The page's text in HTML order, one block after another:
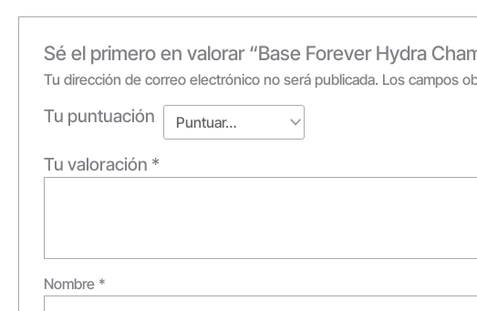
Sé el primero en valorar “Base Forever Hydra
Tu dirección de correo electrónico no será publicada. Los campos
Tu puntuación
Tu valoración *
Nombre *